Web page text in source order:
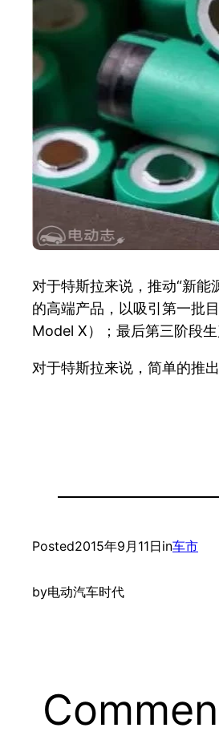
对于特斯拉来说，推动“新
的高端产品，以吸引第一批
Model X）；最后第三阶段
对于特斯拉来说，简单的推
Posted2015年9月11日in车市
by电动汽车时代